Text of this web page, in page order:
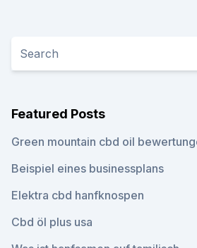
Featured Posts
Green mountain cbd oil
Beispiel eines businessplans
Elektra cbd hanfknospen
Cbd öl plus usa